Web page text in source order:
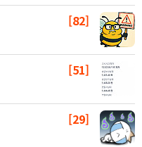
[82]
[51]
[29]